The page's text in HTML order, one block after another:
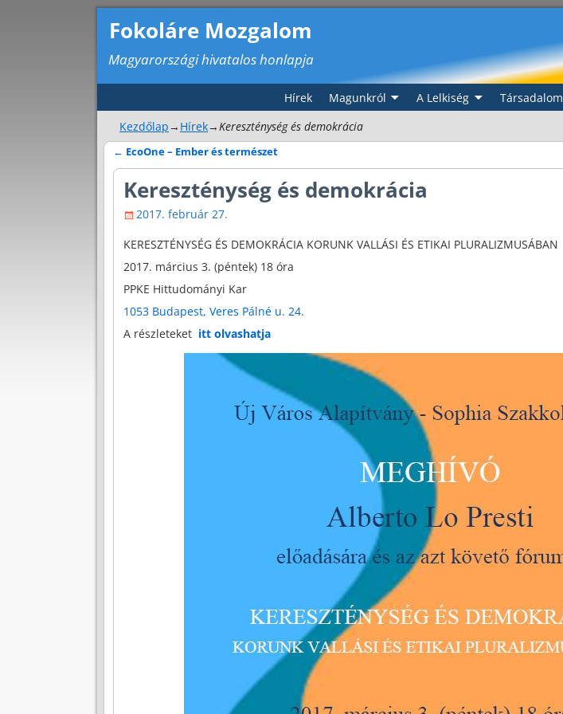
Fokoláre Mozgalom
Magyarországi hivatalos honlapja
Hírek Magunkról A Lelkiség Társadalom
Kezdőlap→ Hírek→ Kereszténység és demokrácia
Bejegyzés navigáció
← EcoOne – Ember és természet
Kereszténység és demokrácia
2017. február 27.
KERESZTÉNYSÉG ÉS DEMOKRÁCIA KORUNK VALLÁSI ÉS ETIKAI PLURALIZMUSÁBAN
2017. március 3. (péntek) 18 óra
PPKE Hittudományi Kar
1053 Budapest, Veres Pálné u. 24.
A részleteket itt olvashatja